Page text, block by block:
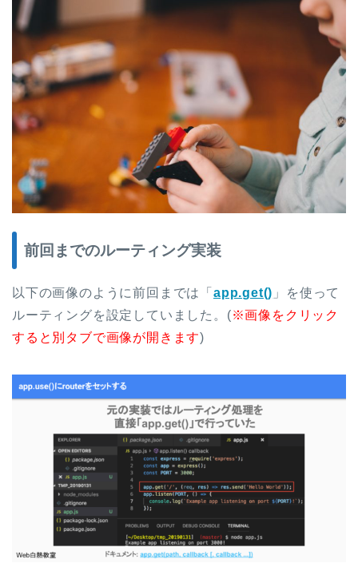
前回までのルーティング実装
以下の画像のように前回までは「 app.get() 」を使って
ルーティングを設定していました。(※画像をクリック
すると別タブで画像が開きます)